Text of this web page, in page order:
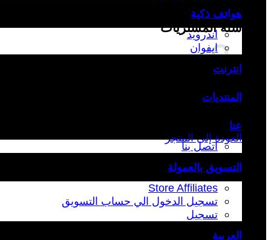
سلة المشتريات
العودة إلى المتجر
هواتف ذكية
اندرويد
ايفوان
انترنت
المنتديات
عنا
اتصل بنا
التسويق بالعمولة
Store Affiliates
تسجيل الدخول الي حساب التسويق
تسجيل
العربية